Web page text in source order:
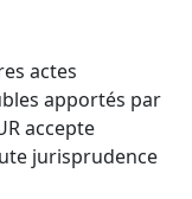
actes
apportés par
accepte
jurisprudence